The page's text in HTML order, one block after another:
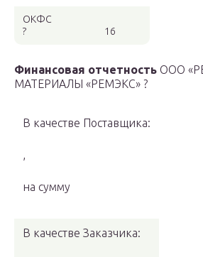
ОКФС
?
16
Финансовая отчетность ООО
МАТЕРИАЛЫ «РЕМЭКС» ?
В качестве Поставщика:
,
на сумму
В качестве Заказчика: